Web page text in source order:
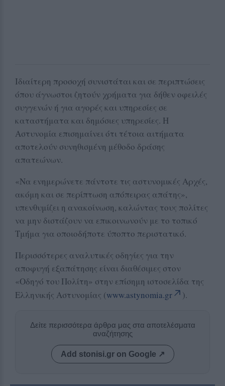
Ιδιαίτερη προσοχή συνιστάται και σε περιπτώσεις
όπου άγνωστοι ζητούν χρήματα για δήθεν οφειλές
συγγενών ή για αγορές και υπηρεσίες σε
καταστήματα και δημόσιες υπηρεσίες. Η
Αστυνομία επισημαίνει ότι τέτοια αιτήματα
αποτελούν συνηθισμένη μέθοδο δράσης
απατεώνων.
«Να ενημερώνετε πάντοτε τις αστυνομικές Αρχές,
ακόμη και σε περίπτωση απόπειρας απάτης»,
υπενθυμίζει η ανακοίνωση, καλώντας τους πολίτες
να μην διστάζουν να επικοινωνούν με το τοπικό
Τμήμα για οποιοδήποτε ύποπτο περιστατικό.
Περισσότερες αναλυτικές οδηγίες για την
αποφυγή εξαπάτησης είναι διαθέσιμες στον
«Οδηγό του Πολίτη» στην επίσημη ιστοσελίδα της
Ελληνικής Αστυνομίας (www.astynomia.gr ).
Δείτε περισσότερα άρθρα μας στα αποτελέσματα
αναζήτησης
Add stonisi.gr on Google ↗